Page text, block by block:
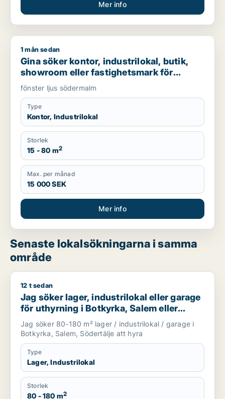
Mer info
Gina söker kontor, industrilokal, butik, showroom eller
1 mån sedan
Gina söker kontor, industrilokal, butik,
showroom eller fastighetsmark för
uthyrning i Södermalm
fönster ljus södermalm
Type
Kontor, Industrilokal
Storlek
15 - 80 m2
Max. per månad
15 000 SEK
Mer info
Senaste lokalsökningarna i samma
område
Jag söker lager, industrilokal eller garage för uthyrning i
12 t sedan
Jag söker lager, industrilokal eller garage
för uthyrning i Botkyrka, Salem eller
Södertälje
Jag söker 80-180 m² lager / industrilokal / garage i
Botkyrka, Salem, Södertälje att hyra
Type
Lager, Industrilokal
Storlek
80 - 180 m2